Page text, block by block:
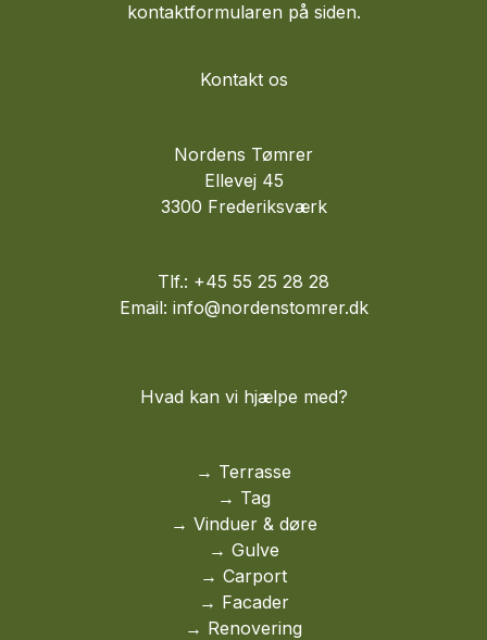
kontaktformularen på siden.
Kontakt os
Nordens Tømrer
Ellevej 45
3300 Frederiksværk
Tlf.: +45 55 25 28 28
Email: info@nordenstomrer.dk
Hvad kan vi hjælpe med?
→ Terrasse
→ Tag
→ Vinduer & døre
→ Gulve
→ Carport
→ Facader
→ Renovering